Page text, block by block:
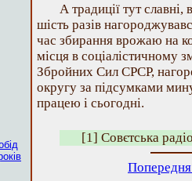
А традиції тут
шість разів
час збирання врожаю на
місця в соціалістичному
Збройних Сил СРСР,
округу за підсумками
працею і сьогодні.
[1] Совєтська
Попередня